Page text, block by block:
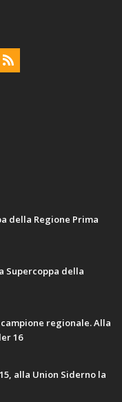
della Regione Prima
Supercoppa della
regionale. Alla
16
alla Union Siderno la